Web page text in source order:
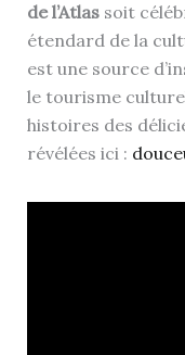
de l’Atlassoit
étendard de la
est une source
le tourisme
histoires des
révélées ici :